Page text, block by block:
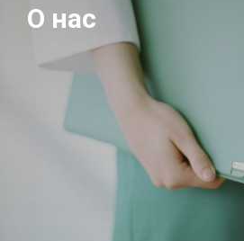
О нас